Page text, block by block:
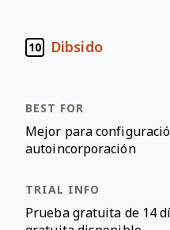
10 Dibsido
Mejor para
autoincorporación
Prueba gratuita de 14